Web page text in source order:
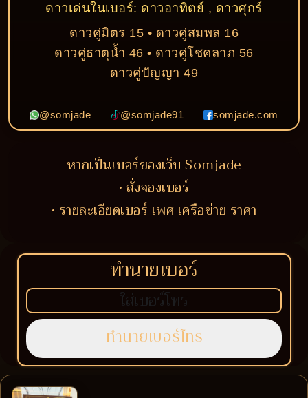
ดาวเด่นในเบอร์: ดาวอาทิตย์ , ดาวศุกร์
ดาวคู่มิตร 15 • ดาวคู่สมพล 16
ดาวคู่ธาตุน้ำ 46 • ดาวคู่โชคลาภ 56
ดาวคู่ปัญญา 49
@somjade @somjade91 somjade.com
หากเป็นเบอร์ของเว็บ Somjade
• สั่งจองเบอร์
• รายละเอียดเบอร์ เพศ เครือข่าย ราคา
ทำนายเบอร์